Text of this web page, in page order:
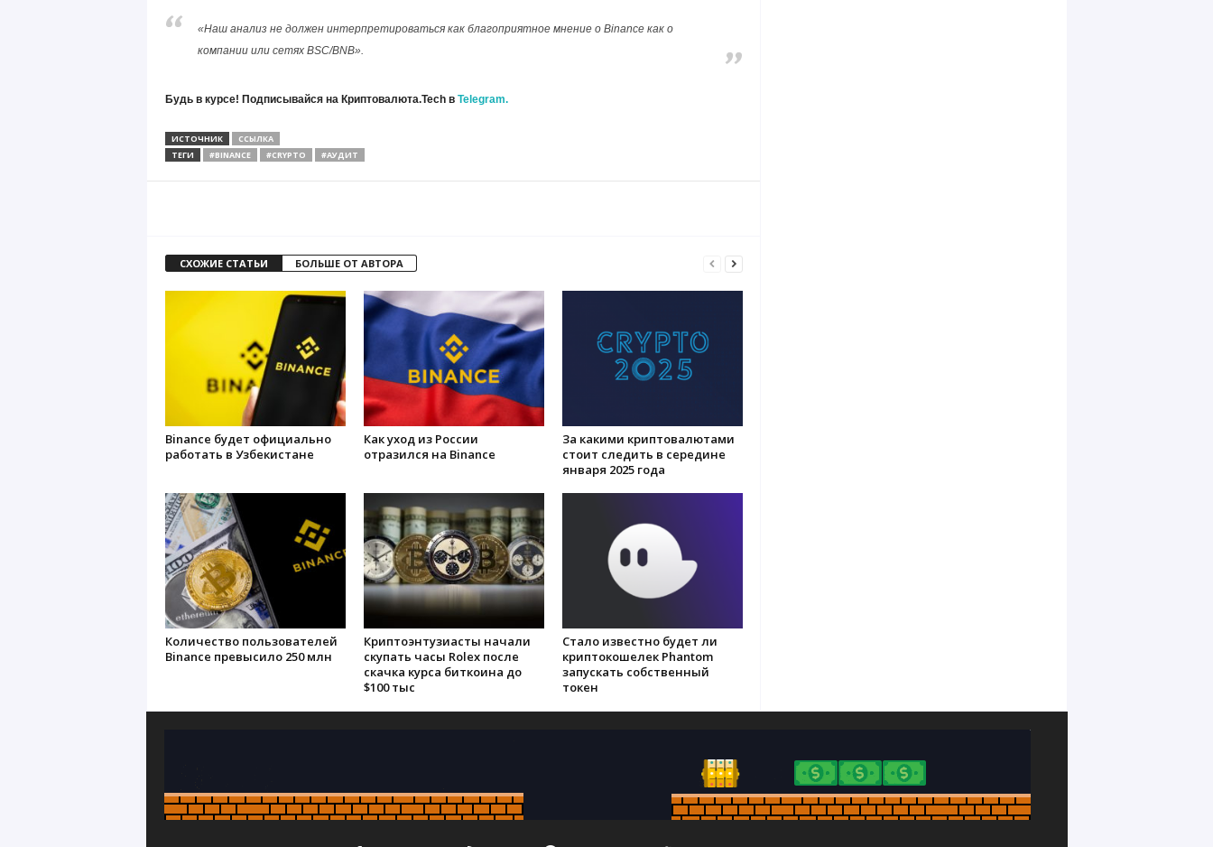
«Наш анализ не должен интерпретироваться как благоприятное мнение о Binance как о
компании или сетях BSC/BNB».
Будь в курсе! Подписывайся на Криптовалюта.Tech в Telegram.
ИСТОЧНИК
ССЫЛКА
ТЕГИ
#BINANCE #CRYPTO #АУДИТ
СХОЖИЕ СТАТЬИ БОЛЬШЕ ОТ АВТОРА
Binance будет официально
работать в Узбекистане
Как уход из России
отразился на Binance
За какими криптовалютами
стоит следить в середине
января 2025 года
Количество пользователей
Binance превысило 250 млн
Криптоэнтузиасты начали
скупать часы Rolex после
скачка курса биткоина до
$100 тыс
Стало известно будет ли
криптокошелек Phantom
запускать собственный
токен